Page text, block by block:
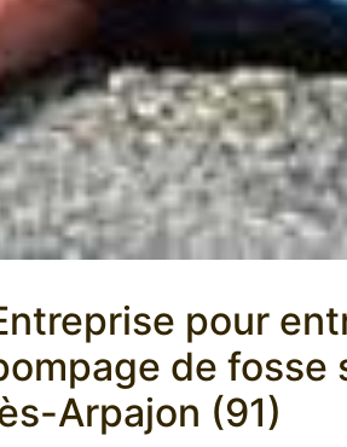
pour
de fosse
Arpajon (91)